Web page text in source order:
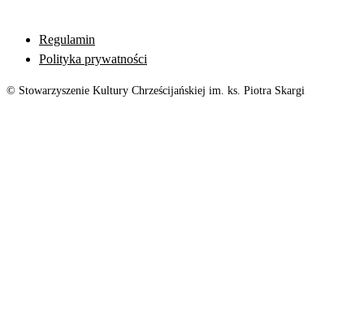
Regulamin
Polityka prywatności
© Stowarzyszenie Kultury Chrześcijańskiej im. ks. Piotra Skargi